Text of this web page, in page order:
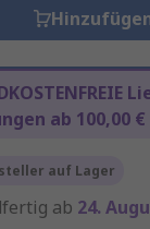
ab 100,00 €
auf Lager
ab 24.